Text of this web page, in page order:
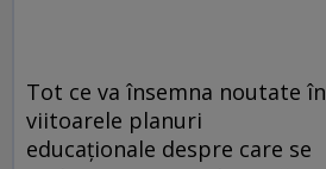
Tot ce va însemna noutate în
viitoarele planuri
educaționale despre care se